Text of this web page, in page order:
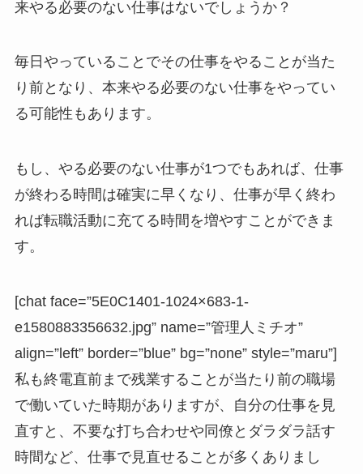
来やる必要のない仕事はないでしょうか？
毎日やっていることでその仕事をやることが当た
り前となり、本来やる必要のない仕事をやってい
る可能性もあります。
もし、やる必要のない仕事が1つでもあれば、仕事
が終わる時間は確実に早くなり、仕事が早く終わ
れば転職活動に充てる時間を増やすことができま
す。
[chat face=”5E0C1401-1024×683-1-
e1580883356632.jpg” name=”管理人ミチオ”
align=”left” border=”blue” bg=”none” style=”maru”]
私も終電直前まで残業することが当たり前の職場
で働いていた時期がありますが、自分の仕事を見
直すと、不要な打ち合わせや同僚とダラダラ話す
時間など、仕事で見直せることが多くありまし